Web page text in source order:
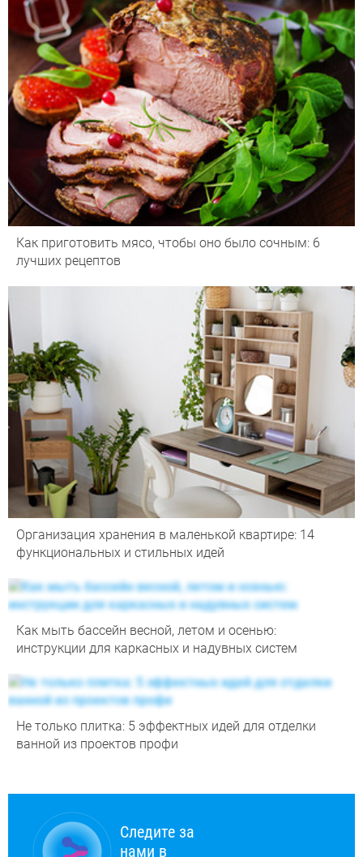
Как приготовить мясо, чтобы оно было сочным: 6
лучших рецептов
Организация хранения в маленькой квартире: 14
функциональных и стильных идей
Как мыть бассейн весной, летом и осенью:
инструкции для каркасных и надувных систем
Не только плитка: 5 эффектных идей для отделки
ванной из проектов профи
Следите за
нами в